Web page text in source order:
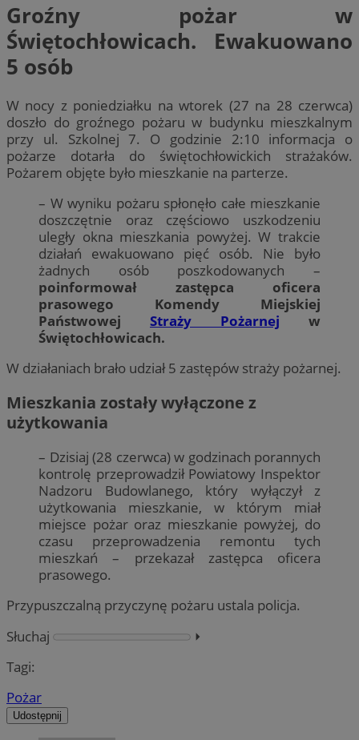
Groźny pożar w
Świętochłowicach. Ewakuowano
5 osób
W nocy z poniedziałku na wtorek (27 na 28 czerwca)
doszło do groźnego pożaru w budynku mieszkalnym
przy ul. Szkolnej 7. O godzinie 2:10 informacja o
pożarze dotarła do świętochłowickich strażaków.
Pożarem objęte było mieszkanie na parterze.
– W wyniku pożaru spłonęło całe mieszkanie
doszczętnie oraz częściowo uszkodzeniu
uległy okna mieszkania powyżej. W trakcie
działań ewakuowano pięć osób. Nie było
żadnych osób poszkodowanych –
poinformował zastępca oficera
prasowego Komendy Miejskiej
Państwowej Straży Pożarnej w
Świętochłowicach.
W działaniach brało udział 5 zastępów straży pożarnej.
Mieszkania zostały wyłączone z
użytkowania
– Dzisiaj (28 czerwca) w godzinach porannych
kontrolę przeprowadził Powiatowy Inspektor
Nadzoru Budowlanego, który wyłączył z
użytkowania mieszkanie, w którym miał
miejsce pożar oraz mieszkanie powyżej, do
czasu przeprowadzenia remontu tych
mieszkań – przekazał zastępca oficera
prasowego.
Przypuszczalną przyczynę pożaru ustala policja.
Słuchaj
⏵︎
Tagi:
Pożar
Udostępnij